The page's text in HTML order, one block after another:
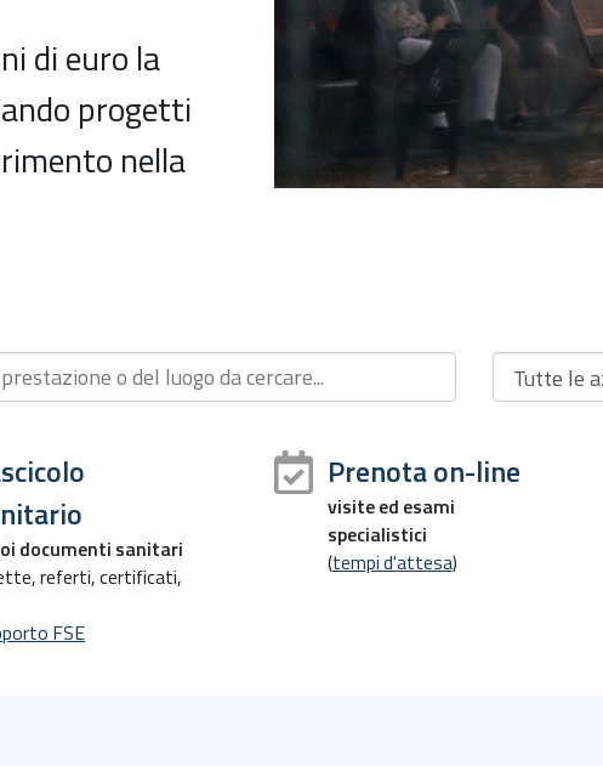
di euro la
progetti
nella
Azienda
documenti sanitari
referti, certificati,
FSE
Prenota on-line
visite ed esami
specialistici
(tempi d'attesa)